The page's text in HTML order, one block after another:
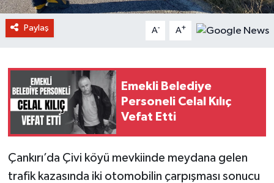
Paylaş A- A+
Emekli Belediye
Personeli Celal Kılıç
Vefat Etti
Çankırı’da Çivi köyü mevkiinde meydana gelen
trafik kazasında iki otomobilin çarpışması sonucu